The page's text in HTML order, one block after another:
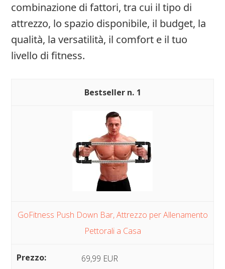
combinazione di fattori, tra cui il tipo di
attrezzo, lo spazio disponibile, il budget, la
qualità, la versatilità, il comfort e il tuo
livello di fitness.
1
GoFitness Push Down Bar, Attrezzo per Allenamento
Pettorali a Casa
69,99 EUR